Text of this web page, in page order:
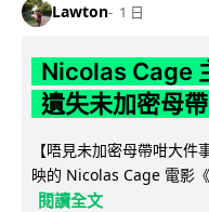
Lawton 1 日
Nicolas Cage
遺失未加密母
【唔見未加密母帶咁大
映的 Nicolas Cage 電影
閱讀全文